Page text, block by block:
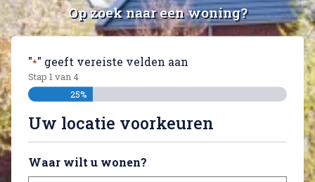
Op zoek naar een woning?
"*" geeft vereiste velden aan
Stap 1van4
25%
Uw locatie voorkeuren
Waar wilt u wonen?